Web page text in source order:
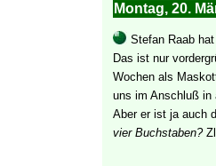
Montag, 20.
Stefan Raab
Das ist nur
Wochen als
uns im Anschluß in
Aber er ist ja auch
vier Buchstaben?